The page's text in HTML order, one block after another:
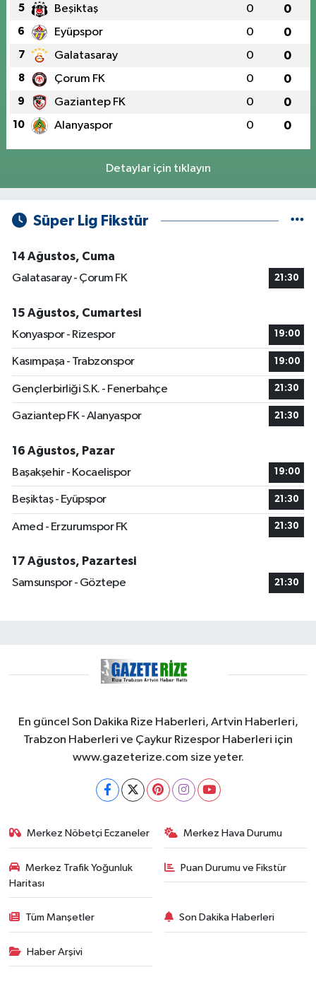
5 Beşiktaş 0 0
6 Eyüpspor 0 0
7 Galatasaray 0 0
8 Çorum FK 0 0
9 Gaziantep FK 0 0
10 Alanyaspor 0 0
Detaylar için tıklayın
Süper Lig Fikstür
14 Ağustos, Cuma
Galatasaray - Çorum FK
21:30
15 Ağustos, Cumartesi
Konyaspor - Rizespor
19:00
Kasımpaşa - Trabzonspor 19:00
Gençlerbirliği S.K. - Fenerbahçe 21:30
Gaziantep FK - Alanyaspor 21:30
16 Ağustos, Pazar
Başakşehir - Kocaelispor
19:00
Beşiktaş - Eyüpspor 21:30
Amed - Erzurumspor FK 21:30
17 Ağustos, Pazartesi
Samsunspor - Göztepe
21:30
En güncel Son Dakika Rize Haberleri, Artvin Haberleri,
Trabzon Haberleri ve Çaykur Rizespor Haberleri için
www.gazeterize.com size yeter.
Merkez Nöbetçi Eczaneler Merkez Hava Durumu
Merkez Trafik Yoğunluk
Haritası
Puan Durumu ve Fikstür
Tüm Manşetler Son Dakika Haberleri
Haber Arşivi